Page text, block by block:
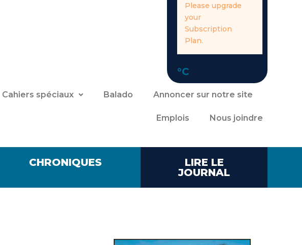
Please upgrade
your
Subscription
Plan.
°C
Cahiers spéciaux Balado Annoncer sur notre site
Emplois Nous joindre
CHRONIQUES
LIRE LE
JOURNAL